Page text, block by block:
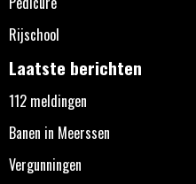
Rijschool
Laatste berichten
112 meldingen
Banen in Meerssen
Vergunningen